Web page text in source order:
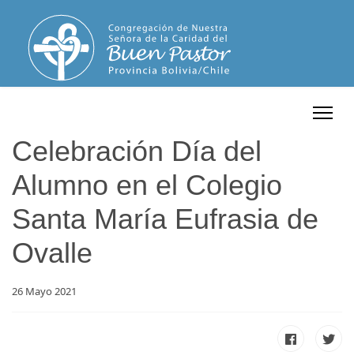
Celebración Día del
Alumno en el Colegio
Santa María Eufrasia de
Ovalle
26 Mayo 2021